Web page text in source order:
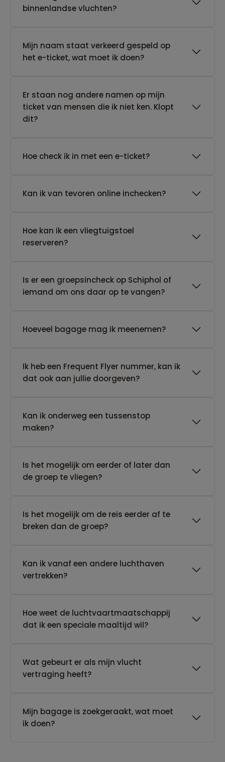
binnenlandse vluchten?
Mijn naam staat verkeerd gespeld op
het e-ticket, wat moet ik doen?
Er staan nog andere namen op mijn
ticket van mensen die ik niet ken. Klopt
dit?
Hoe check ik in met een e-ticket?
Kan ik van tevoren online inchecken?
Hoe kan ik een vliegtuigstoel
reserveren?
Is er een groepsincheck op Schiphol of
iemand om ons daar op te vangen?
Hoeveel bagage mag ik meenemen?
Ik heb een Frequent Flyer nummer, kan ik
dat ook aan jullie doorgeven?
Kan ik onderweg een tussenstop
maken?
Is het mogelijk om eerder of later dan
de groep te vliegen?
Is het mogelijk om de reis eerder af te
breken dan de groep?
Kan ik vanaf een andere luchthaven
vertrekken?
Hoe weet de luchtvaartmaatschappij
dat ik een speciale maaltijd wil?
Wat gebeurt er als mijn vlucht
vertraging heeft?
Mijn bagage is zoekgeraakt, wat moet
ik doen?